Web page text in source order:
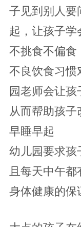
子见到别人
起，让孩子学
不挑食不偏食
不良饮食习
园老师会让孩
从而帮助孩
早睡早起
幼儿园要求
且每天中午
身体健康的保